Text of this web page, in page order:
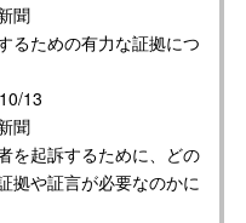
聞
るための有力な証拠につ
13
聞
を起訴するために、どの
拠や証言が必要なのかに